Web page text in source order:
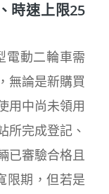
時速上限25
電動二輪車需
無論是新購買
用中尚未領用
所完成登記、
已審驗合格且
限期，但若是